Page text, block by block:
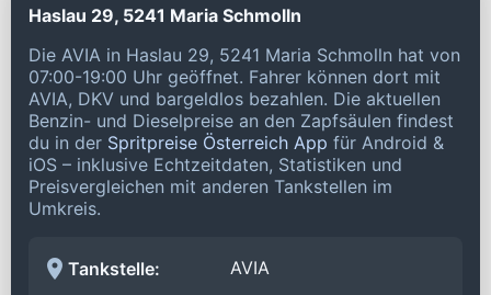
Haslau 29, 5241 Maria Schmolln
Die AVIA in Haslau 29, 5241 Maria Schmolln hat von
07:00-19:00 Uhr geöffnet. Fahrer können dort mit
AVIA, DKV und bargeldlos bezahlen. Die aktuellen
Benzin- und Dieselpreise an den Zapfsäulen findest
du in der Spritpreise Österreich App für Android &
iOS – inklusive Echtzeitdaten, Statistiken und
Preisvergleichen mit anderen Tankstellen im
Umkreis.
Tankstelle: AVIA